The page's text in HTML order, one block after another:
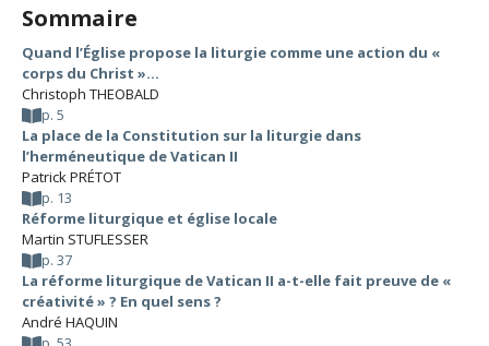
Sommaire
Quand l’Église propose la liturgie comme une action du «
corps du Christ »…
Christoph THEOBALD
p. 5
La place de la Constitution sur la liturgie dans
l’herméneutique de Vatican II
Patrick PRÉTOT
p. 13
Réforme liturgique et église locale
Martin STUFLESSER
p. 37
La réforme liturgique de Vatican II a-t-elle fait preuve de «
créativité » ? En quel sens ?
André HAQUIN